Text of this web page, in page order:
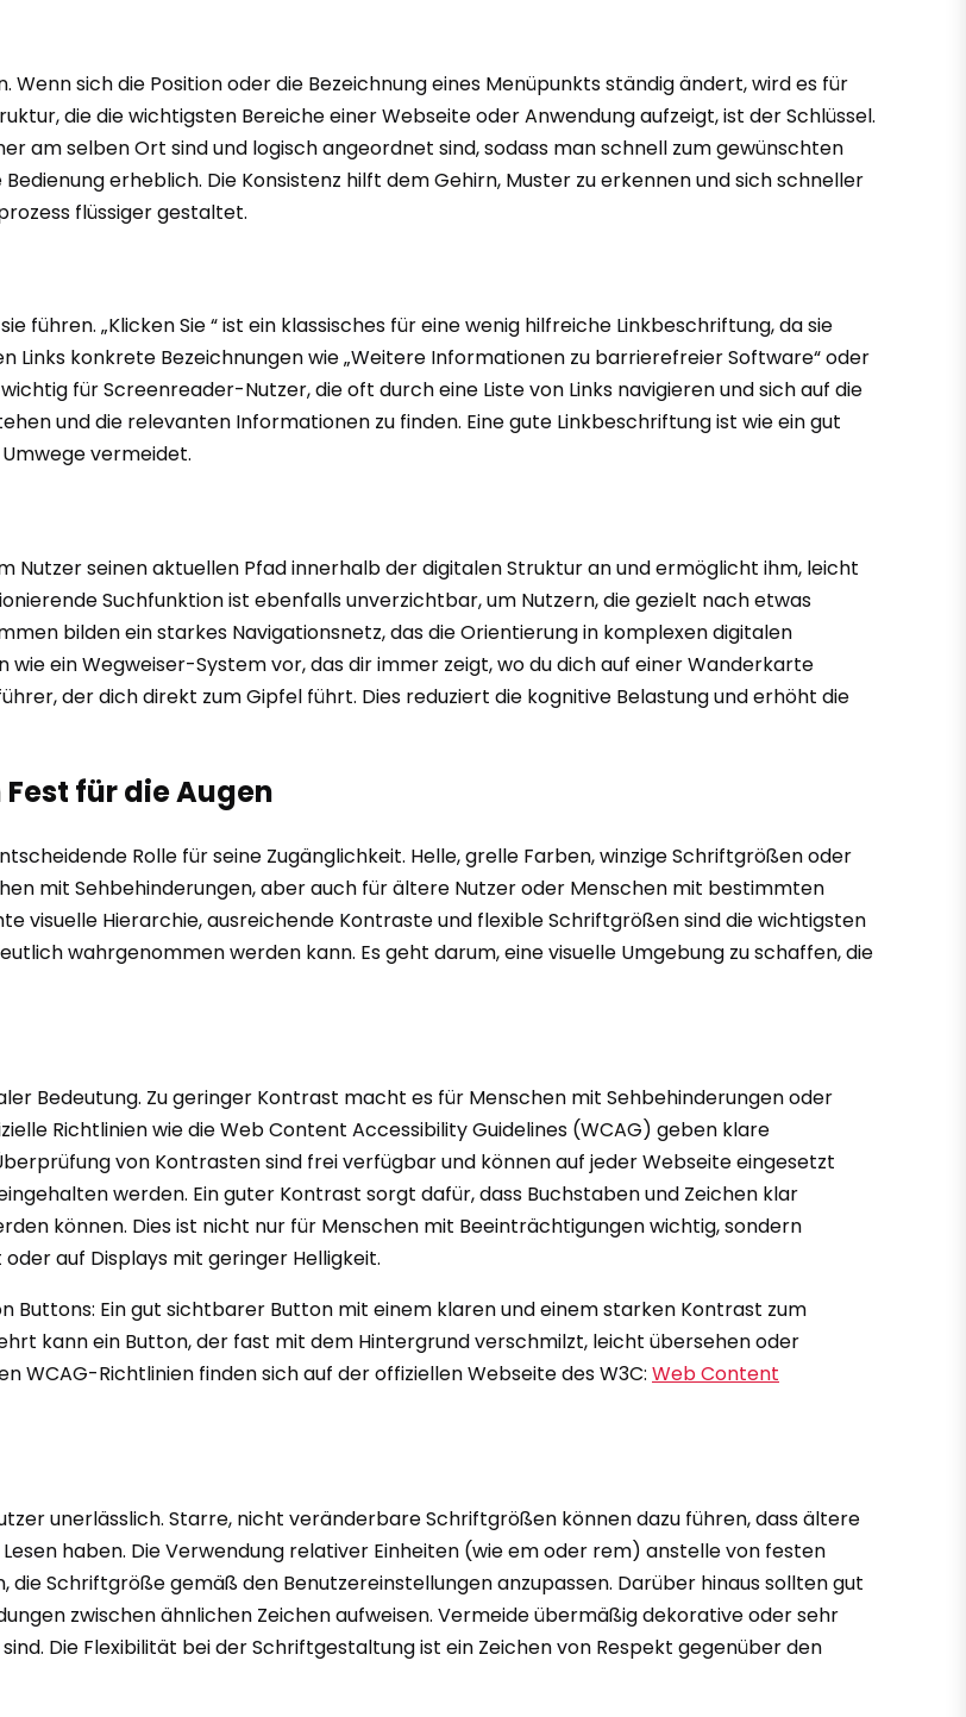
sich die Position oder die Bezeichnung eines Menüpunkts ständig ändert, wird es für
die die wichtigsten Bereiche einer Webseite oder Anwendung aufzeigt, ist der Schlüssel.
am selben Ort sind und logisch angeordnet sind, sodass man schnell zum gewünschten
erheblich. Die Konsistenz hilft dem Gehirn, Muster zu erkennen und sich schneller
flüssiger gestaltet.
führen. „Klicken Sie “ ist ein klassisches für eine wenig hilfreiche Linkbeschriftung, da sie
konkrete Bezeichnungen wie „Weitere Informationen zu barrierefreier Software“ oder
für Screenreader-Nutzer, die oft durch eine Liste von Links navigieren und sich auf die
und die relevanten Informationen zu finden. Eine gute Linkbeschriftung ist wie ein gut
vermeidet.
Nutzer seinen aktuellen Pfad innerhalb der digitalen Struktur an und ermöglicht ihm, leicht
Suchfunktion ist ebenfalls unverzichtbar, um Nutzern, die gezielt nach etwas
bilden ein starkes Navigationsnetz, das die Orientierung in komplexen digitalen
ein Wegweiser-System vor, das dir immer zeigt, wo du dich auf einer Wanderkarte
der dich direkt zum Gipfel führt. Dies reduziert die kognitive Belastung und erhöht die
für die Augen
Rolle für seine Zugänglichkeit. Helle, grelle Farben, winzige Schriftgrößen oder
mit Sehbehinderungen, aber auch für ältere Nutzer oder Menschen mit bestimmten
visuelle Hierarchie, ausreichende Kontraste und flexible Schriftgrößen sind die wichtigsten
wahrgenommen werden kann. Es geht darum, eine visuelle Umgebung zu schaffen, die
Bedeutung. Zu geringer Kontrast macht es für Menschen mit Sehbehinderungen oder
Richtlinien wie die Web Content Accessibility Guidelines (WCAG) geben klare
von Kontrasten sind frei verfügbar und können auf jeder Webseite eingesetzt
werden. Ein guter Kontrast sorgt dafür, dass Buchstaben und Zeichen klar
können. Dies ist nicht nur für Menschen mit Beeinträchtigungen wichtig, sondern
auf Displays mit geringer Helligkeit.
Buttons: Ein gut sichtbarer Button mit einem klaren und einem starken Kontrast zum
kann ein Button, der fast mit dem Hintergrund verschmilzt, leicht übersehen oder
Richtlinien finden sich auf der offiziellen Webseite des W3C: Web Content
unerlässlich. Starre, nicht veränderbare Schriftgrößen können dazu führen, dass ältere
haben. Die Verwendung relativer Einheiten (wie em oder rem) anstelle von festen
Schriftgröße gemäß den Benutzereinstellungen anzupassen. Darüber hinaus sollten gut
zwischen ähnlichen Zeichen aufweisen. Vermeide übermäßig dekorative oder sehr
Die Flexibilität bei der Schriftgestaltung ist ein Zeichen von Respekt gegenüber den